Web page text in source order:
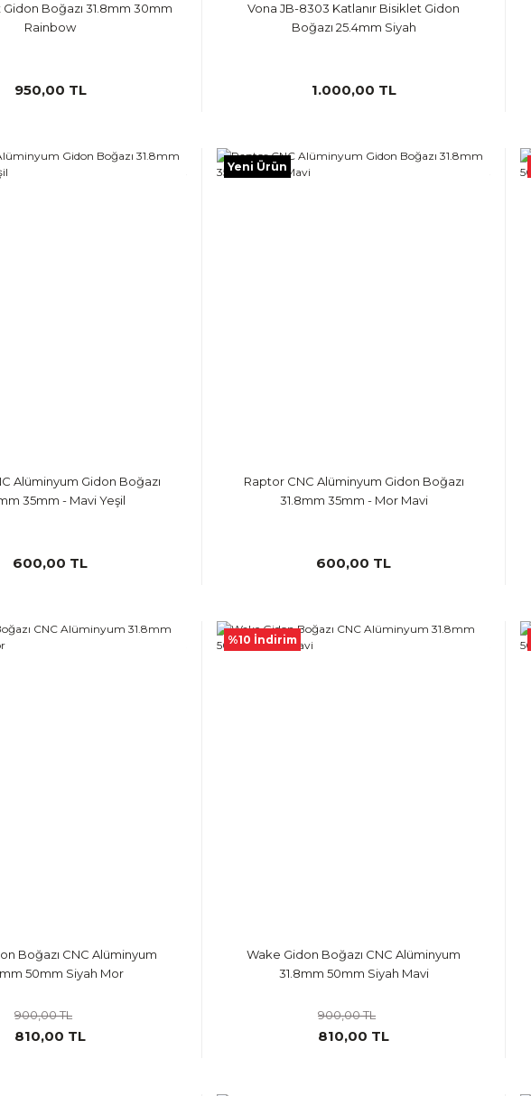
Boğazı 31.8mm 30mm
Rainbow
950,00 TL
Vona JB-8303 Katlanır Bisiklet Gidon
Boğazı 25.4mm Siyah
1.000,00 TL
Alüminyum Gidon Boğazı
35mm - Mavi Yeşil
600,00 TL
Yeni Ürün
Raptor CNC Alüminyum Gidon Boğazı
31.8mm 35mm - Mor Mavi
600,00 TL
Boğazı CNC Alüminyum
50mm Siyah Mor
900,00 TL
810,00 TL
%10 İndirim
Wake Gidon Boğazı CNC Alüminyum
31.8mm 50mm Siyah Mavi
900,00 TL
810,00 TL